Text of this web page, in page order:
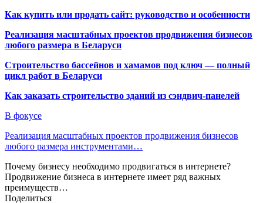
Как купить или продать сайт: руководство и особенности
Реализация масштабных проектов продвижения бизнесов
любого размера в Беларуси
Строительство бассейнов и хамамов под ключ — полный
цикл работ в Беларуси
Как заказать строительство зданий из сэндвич-панелей
В фокусе
Реализация масштабных проектов продвижения бизнесов
любого размера инструментами…
Почему бизнесу необходимо продвигаться в интернете?
Продвижение бизнеса в интернете имеет ряд важных
преимуществ…
Поделиться